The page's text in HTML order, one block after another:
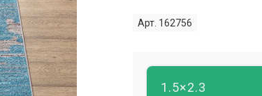
Арт. 162756
1.5×2.3